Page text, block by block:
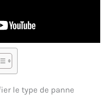
le type de panne